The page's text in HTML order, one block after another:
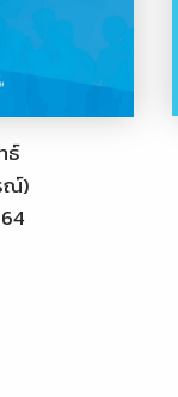
ธ์
ณ์)